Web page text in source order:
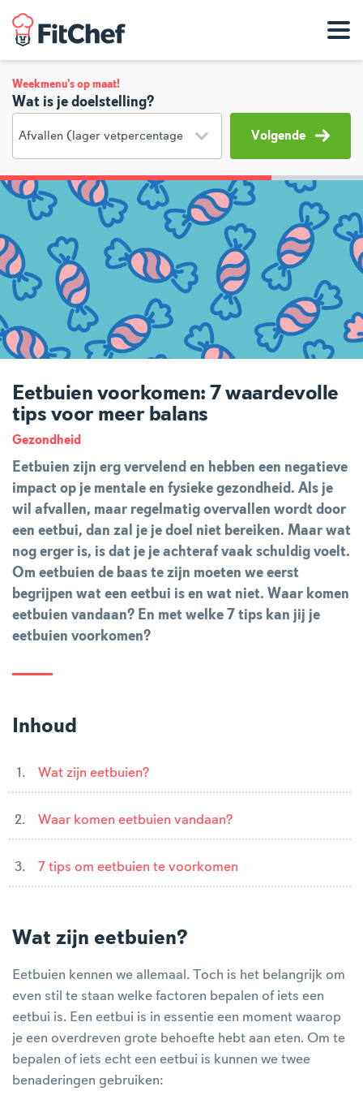
Weekmenu's op maat!
Wat is je doelstelling?
Volgende
Eetbuien voorkomen: 7 waardevolle
tips voor meer balans
Gezondheid
Eetbuien zijn erg vervelend en hebben een negatieve
impact op je mentale en fysieke gezondheid. Als je
wil afvallen, maar regelmatig overvallen wordt door
een eetbui, dan zal je je doel niet bereiken. Maar wat
nog erger is, is dat je je achteraf vaak schuldig voelt.
Om eetbuien de baas te zijn moeten we eerst
begrijpen wat een eetbui is en wat niet. Waar komen
eetbuien vandaan? En met welke 7 tips kan jij je
eetbuien voorkomen?
Inhoud
Wat zijn eetbuien?
Waar komen eetbuien vandaan?
7 tips om eetbuien te voorkomen
Wat zijn eetbuien?
Eetbuien kennen we allemaal. Toch is het belangrijk om
even stil te staan welke factoren bepalen of iets een
eetbui is. Een eetbui is in essentie een moment waarop
je een overdreven grote behoefte hebt aan eten. Om te
bepalen of iets echt een eetbui is kunnen we twee
benaderingen gebruiken: